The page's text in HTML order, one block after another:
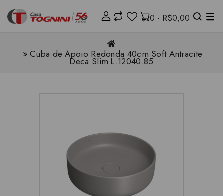
0 - R$0,00
Cuba de Apoio Redonda 40cm Soft Antracite
Deca Slim L.12040.85